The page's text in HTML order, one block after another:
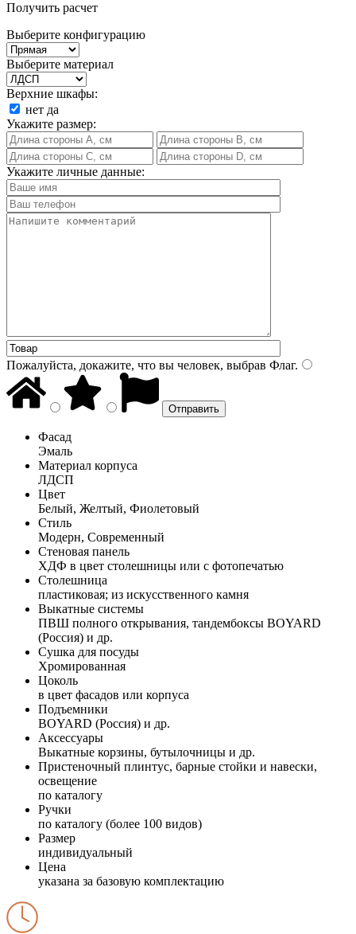
Получить расчет
Выберите конфигурацию
Выберите материал
Верхние шкафы:
нет да
Укажите размер:
Укажите личные данные:
Пожалуйста, докажите, что вы человек, выбрав Флаг.
Фасад
Эмаль
Материал корпуса
ЛДСП
Цвет
Белый, Желтый, Фиолетовый
Стиль
Модерн, Современный
Стеновая панель
ХДФ в цвет столешницы или с фотопечатью
Столешница
пластиковая; из искусственного камня
Выкатные системы
ПВШ полного открывания, тандембоксы BOYARD
(Россия) и др.
Сушка для посуды
Хромированная
Цоколь
в цвет фасадов или корпуса
Подъемники
BOYARD (Россия) и др.
Аксессуары
Выкатные корзины, бутылочницы и др.
Пристеночный плинтус, барные стойки и навески,
освещение
по каталогу
Ручки
по каталогу (более 100 видов)
Размер
индивидуальный
Цена
указана за базовую комплектацию